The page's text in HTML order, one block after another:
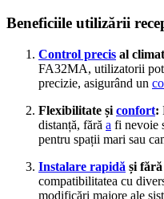
Beneficiile utilizării
Control precis al
FA32MA, utilizatorii pot
precizie, asigurând un
Flexibilitate și confort:
distanță, fără a fi nevoie
pentru spații mari sau
Instalare rapidă și
compatibilitatea cu
modificări majore ale